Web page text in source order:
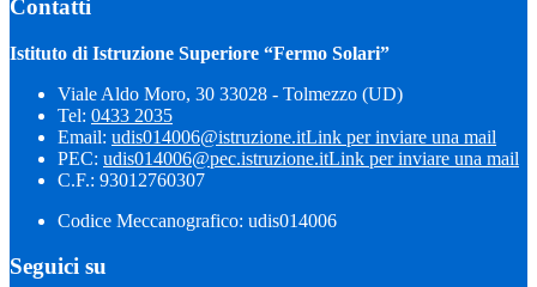
Contatti
Istituto di Istruzione Superiore “Fermo Solari”
Viale Aldo Moro, 30 33028 - Tolmezzo (UD)
Tel: 0433 2035
Email: udis014006@istruzione.itLink per inviare una mail
PEC: udis014006@pec.istruzione.itLink per inviare una mail
C.F.: 93012760307
Codice Meccanografico: udis014006
Seguici su